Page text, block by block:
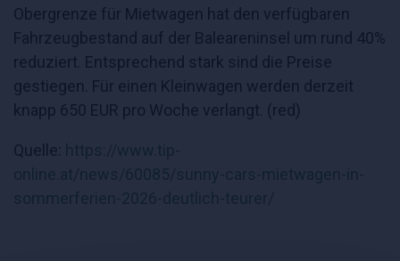
Obergrenze für Mietwagen hat den verfügbaren
Fahrzeugbestand auf der Baleareninsel um rund 40%
reduziert. Entsprechend stark sind die Preise
gestiegen. Für einen Kleinwagen werden derzeit
knapp 650 EUR pro Woche verlangt. (red)
Quelle: